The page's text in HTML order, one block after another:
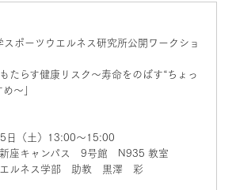
ポーツウエルネス研究所公開ワークショ
たらす健康リスク〜寿命をのばす“ちょっ
〜」
日（土）13:00〜15:00
座キャンパス 9号館 N935 教室
エルネス学部 助教 黒澤 彩